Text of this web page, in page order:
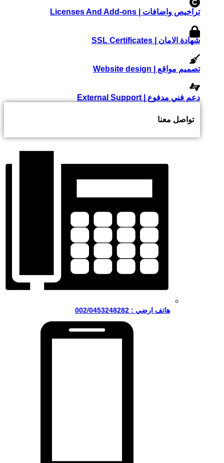
تراخيص واضافات | Licenses And Add-ons
شهادة الامان | SSL Certificates
تصميم مواقع | Website design
دعم فني مدفوع | External Support
تواصل معنا
هاتف ارضي : 002/0453248282